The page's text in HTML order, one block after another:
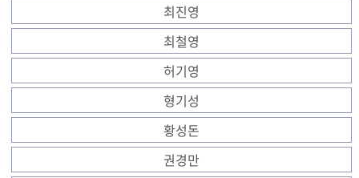
최진영
최철영
허기영
형기성
황성돈
권경만